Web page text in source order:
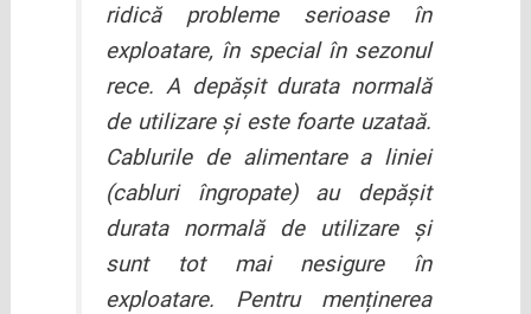
ridică probleme serioase în
exploatare, în special în sezonul
rece. A depășit durata normală
de utilizare și este foarte uzataă.
Cablurile de alimentare a liniei
(cabluri îngropate) au depășit
durata normală de utilizare și
sunt tot mai nesigure în
exploatare. Pentru menținerea